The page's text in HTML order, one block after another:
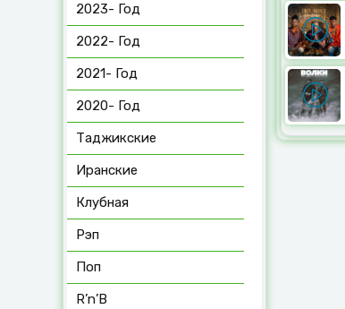
2023- Год
2022- Год
2021- Год
2020- Год
Таджикские
Иранские
Клубная
Рэп
Поп
R’n’B